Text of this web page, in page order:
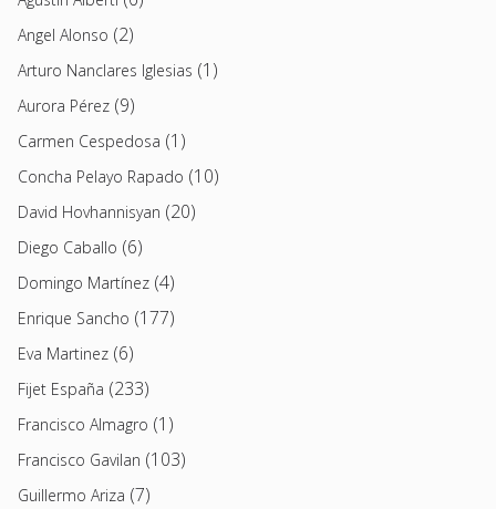
Angel Alonso (2)
Arturo Nanclares Iglesias (1)
Aurora Pérez (9)
Carmen Cespedosa (1)
Concha Pelayo Rapado (10)
David Hovhannisyan (20)
Diego Caballo (6)
Domingo Martínez (4)
Enrique Sancho (177)
Eva Martinez (6)
Fijet España (233)
Francisco Almagro (1)
Francisco Gavilan (103)
Guillermo Ariza (7)